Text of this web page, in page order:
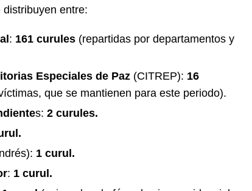
entre:
: 161 curules (repartidas por departamentos y
Especiales de Paz (CITREP): 16
que se mantienen para este periodo).
s: 2 curules.
1 curul.
: 1 curul.